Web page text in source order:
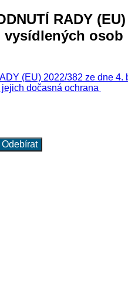
RADY
osob
(EU) 2022/382 ze dne
dočasná ochrana